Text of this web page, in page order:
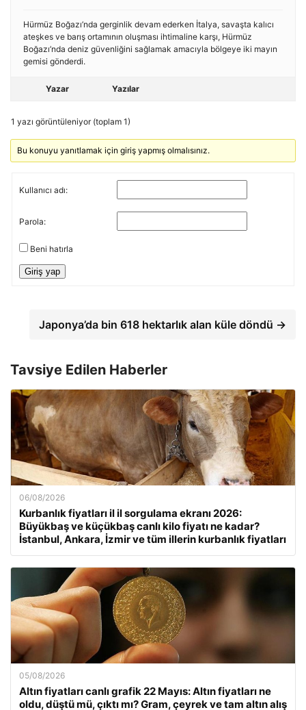
Hürmüz Boğazı’nda gerginlik devam ederken İtalya, savaşta kalıcı
ateşkes ve barış ortamının oluşması ihtimaline karşı, Hürmüz
Boğazı’nda deniz güvenliğini sağlamak amacıyla bölgeye iki mayın
gemisi gönderdi.
Yazar Yazılar
1 yazı görüntüleniyor (toplam 1)
Bu konuyu yanıtlamak için giriş yapmış olmalısınız.
Kullanıcı adı:
Parola:
Beni hatırla
Giriş yap
Japonya’da bin 618 hektarlık alan küle döndü →
Tavsiye Edilen Haberler
06/08/2026
Kurbanlık fiyatları il il sorgulama ekranı 2026:
Büyükbaş ve küçükbaş canlı kilo fiyatı ne kadar?
İstanbul, Ankara, İzmir ve tüm illerin kurbanlık fiyatları
05/08/2026
Altın fiyatları canlı grafik 22 Mayıs: Altın fiyatları ne
oldu, düştü mü, çıktı mı? Gram, çeyrek ve tam altın alış